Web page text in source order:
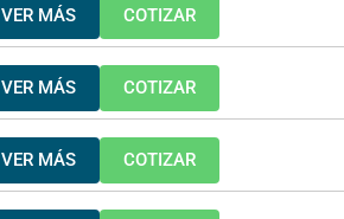
VER MÁS COTIZAR
VER MÁS COTIZAR
VER MÁS COTIZAR